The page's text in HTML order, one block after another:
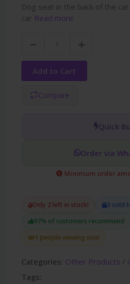
Dog seat in the back of the
car Read more
Add to Cart
Compare
Quick
Order via
Minimum order
Only 2 left in stock!
3 sold
97% of customers recommend
1 people viewing now
Categories: Other Products /
Tags: